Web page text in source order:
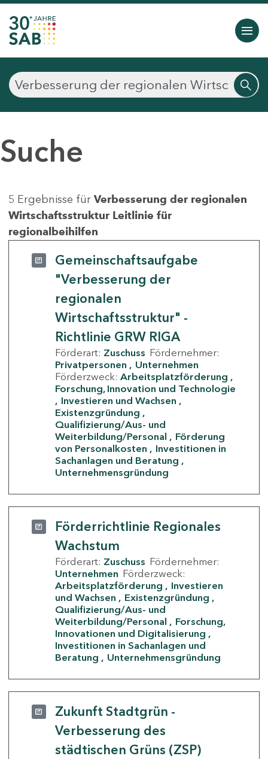
Suche
5 Ergebnisse für Verbesserung der regionalen
Wirtschaftsstruktur Leitlinie für
regionalbeihilfen
Gemeinschaftsaufgabe
"Verbesserung der
regionalen
Wirtschaftsstruktur" -
Richtlinie GRW RIGA
Förderart: Zuschuss Fördernehmer:
Privatpersonen
Unternehmen
Förderzweck: Arbeitsplatzförderung
Forschung, Innovation und Technologie
Investieren und Wachsen
Existenzgründung
Qualifizierung/Aus- und
Weiterbildung/Personal
Förderung
von Personalkosten
Investitionen in
Sachanlagen und Beratung
Unternehmensgründung
Förderrichtlinie Regionales
Wachstum
Förderart: Zuschuss Fördernehmer:
Unternehmen Förderzweck:
Arbeitsplatzförderung
Investieren
und Wachsen
Existenzgründung
Qualifizierung/Aus- und
Weiterbildung/Personal
Forschung,
Innovationen und Digitalisierung
Investitionen in Sachanlagen und
Beratung
Unternehmensgründung
Zukunft Stadtgrün -
Verbesserung des
städtischen Grüns (ZSP)